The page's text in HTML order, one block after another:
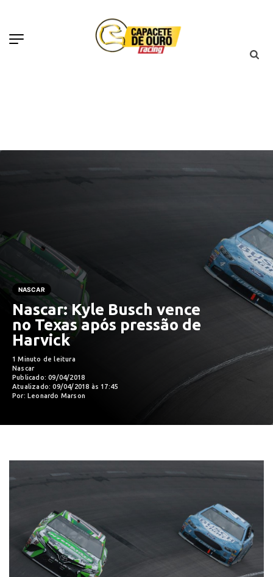
NASCAR
Nascar: Kyle Busch vence
no Texas após pressão de
Harvick
1 Minuto de leitura
Nascar
Publicado: 09/04/2018
Atualizado: 09/04/2018 às 17:45
Por: Leonardo Marson